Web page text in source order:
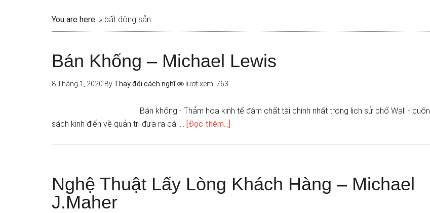
You are here: » bất động sản
Bán Khống – Michael Lewis
8 Tháng 1, 2020 By Thay đổi cách nghĩ lượt xem: 763
Bán khống - Thảm họa kinh tế đậm chất tài chính nhất trong lịch sử phố Wall - cuốn
sách kinh điển về quản trị đưa ra cái … [Đọc thêm...]
Nghệ Thuật Lấy Lòng Khách Hàng – Michael
J.Maher